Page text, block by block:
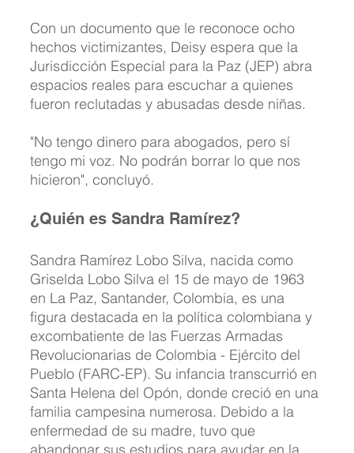
Con un documento que le reconoce ocho
hechos victimizantes, Deisy espera que la
Jurisdicción Especial para la Paz (JEP) abra
espacios reales para escuchar a quienes
fueron reclutadas y abusadas desde niñas.
"No tengo dinero para abogados, pero sí
tengo mi voz. No podrán borrar lo que nos
hicieron", concluyó.
¿Quién es Sandra Ramírez?
​Sandra Ramírez Lobo Silva, nacida como
Griselda Lobo Silva el 15 de mayo de 1963
en La Paz, Santander, Colombia, es una
figura destacada en la política colombiana y
excombatiente de las Fuerzas Armadas
Revolucionarias de Colombia - Ejército del
Pueblo (FARC-EP). Su infancia transcurrió en
Santa Helena del Opón, donde creció en una
familia campesina numerosa. Debido a la
enfermedad de su madre, tuvo que
abandonar sus estudios para ayudar en la